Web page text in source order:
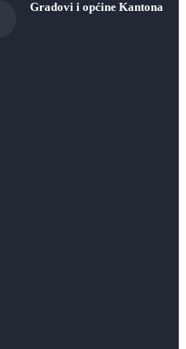
Gradovi i općine Kantona